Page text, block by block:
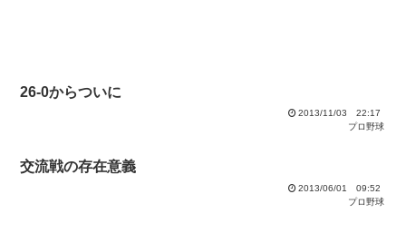
26-0からついに
2013/11/03 22:17
プロ野球
交流戦の存在意義
2013/06/01 09:52
プロ野球